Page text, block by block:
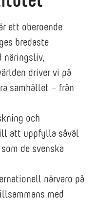
ett oberoende
bredaste
näringsliv,
driver vi på
samhället – från
och
att uppfylla såväl
de svenska
närvaro på
med